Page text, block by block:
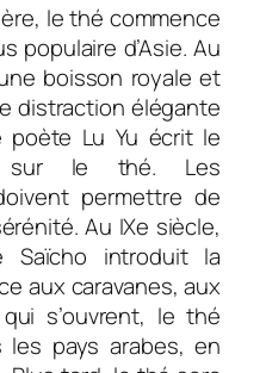
le thé commence
populaire d’Asie. Au
boisson royale et
distraction élégante
poète Lu Yu écrit le
sur le thé. Les
permettre de
Au IXe siècle,
Saïcho introduit la
aux caravanes, aux
s’ouvrent, le thé
les pays arabes, en